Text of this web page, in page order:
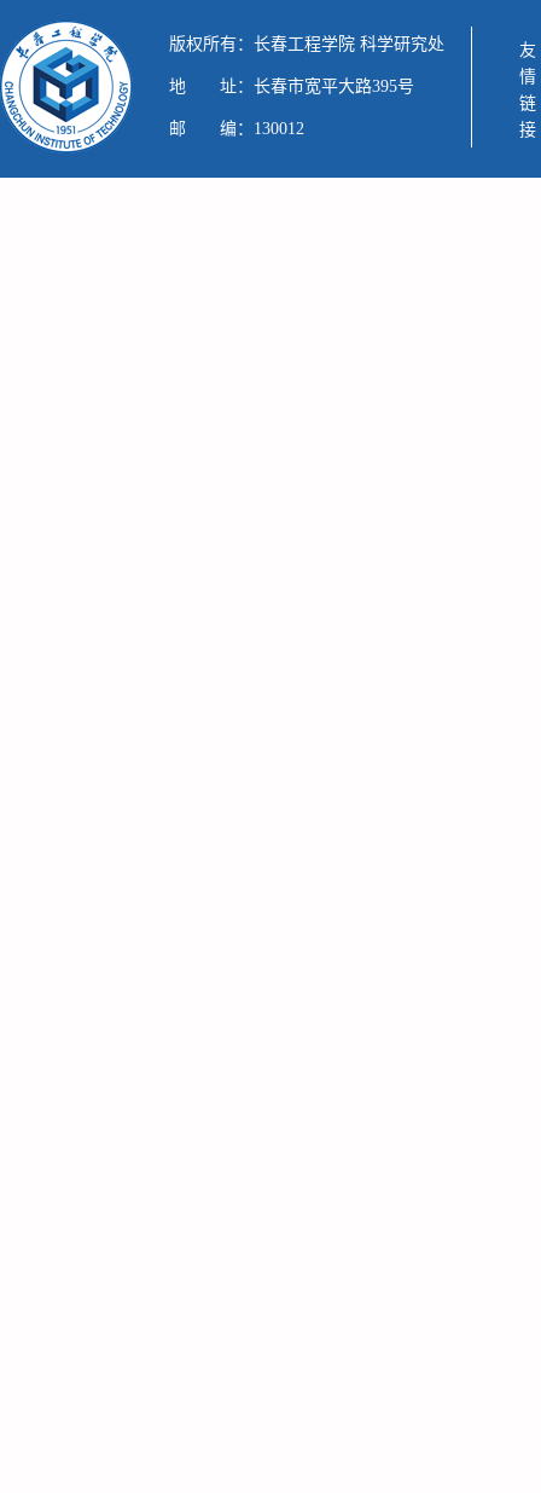
版权所有：长春工程学院 科学研究处
地 址：长春市宽平大路395号
邮 编：130012 友情链接